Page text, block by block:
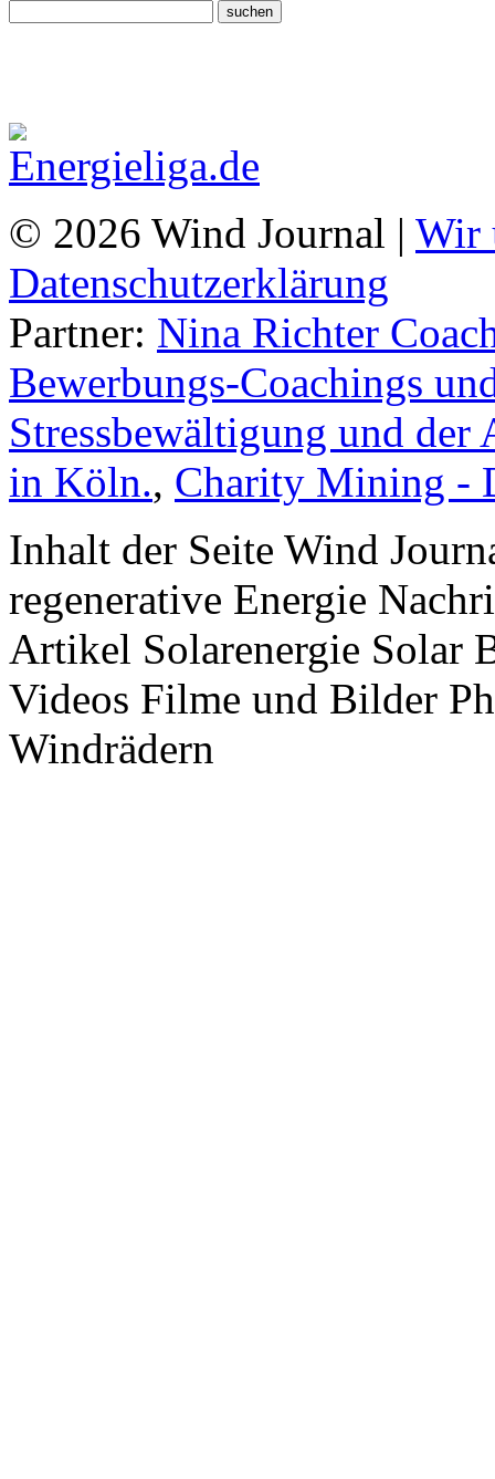
© 2026 Wind Journal | Wir
Datenschutzerklärung
Partner: Nina Richter
Bewerbungs-Coachings
Stressbewältigung und
in Köln., Charity Mining -
Inhalt der Seite Wind
regenerative Energie
Artikel Solarenergie Solar
Videos Filme und Bilder
Windrädern